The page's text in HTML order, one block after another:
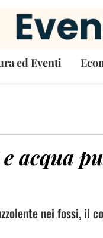
ed Eventi
acqua
nei fossi, il